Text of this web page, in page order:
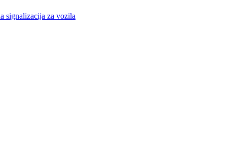
signalizacija za vozila